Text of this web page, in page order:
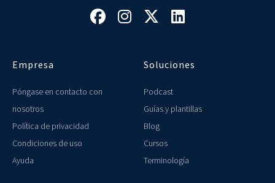
   
Empresa
Póngase en contacto con
nosotros
Política de privacidad
Condiciones de uso
Ayuda
Soluciones
Podcast
Guías y plantillas
Blog
Cursos
Terminología